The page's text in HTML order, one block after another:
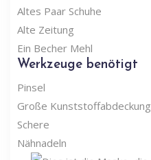
Altes Paar Schuhe
Alte Zeitung
Ein Becher Mehl
Werkzeuge benötigt
Pinsel
Große Kunststoffabdeckung
Schere
Nähnadeln